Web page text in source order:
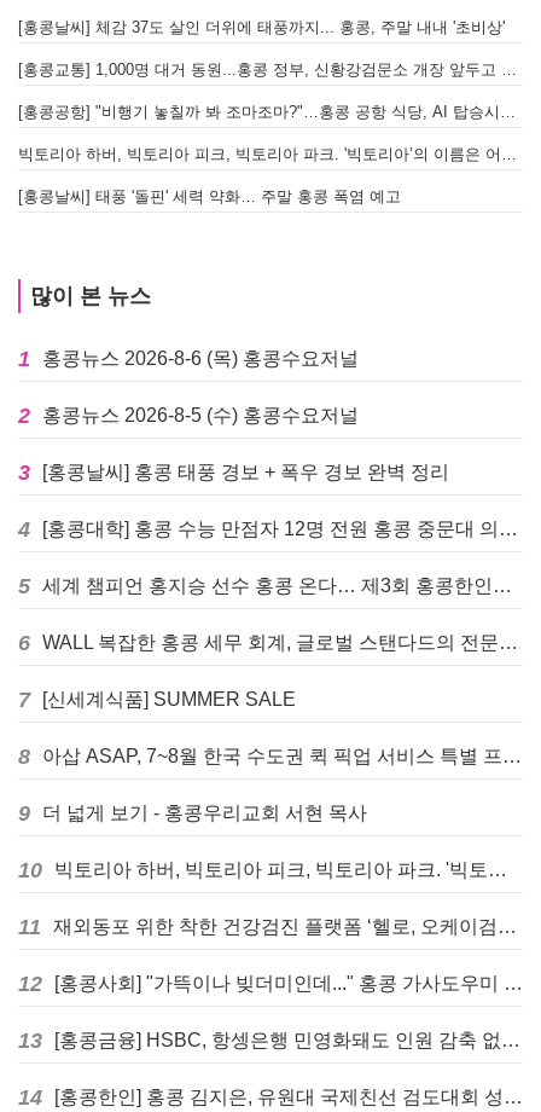
[홍콩날씨] 체감 37도 살인 더위에 태풍까지... 홍콩, 주말 내내 '초비상'
[홍콩교통] 1,000명 대거 동원...홍콩 정부, 신황강검문소 개장 앞두고 실전 훈련 돌입
[홍콩공항] "비행기 놓칠까 봐 조마조마?"…홍콩 공항 식당, AI 탑승시간 계산해 메뉴 추천해 준다
빅토리아 하버, 빅토리아 피크, 빅토리아 파크. '빅토리아’의 이름은 어떻게 온 걸까? - [이승권 원장의 생활칼럼]
[홍콩날씨] 태풍 '돌핀' 세력 약화… 주말 홍콩 폭염 예고
많이 본 뉴스
1 홍콩뉴스 2026-8-6 (목) 홍콩수요저널
2 홍콩뉴스 2026-8-5 (수) 홍콩수요저널
3 [홍콩날씨] 홍콩 태풍 경보 + 폭우 경보 완벽 정리
4 [홍콩대학] 홍콩 수능 만점자 12명 전원 홍콩 중문대 의대 진학
5 세계 챔피언 홍지승 선수 홍콩 온다… 제3회 홍콩한인팔씨름대회 9월 12일 개최
6 WALL 복잡한 홍콩 세무 회계, 글로벌 스탠다드의 전문가들이 답을 드립니다! - 법인설립, 회계, 감사
7 [신세계식품] SUMMER SALE
8 아삽 ASAP, 7~8월 한국 수도권 퀵 픽업 서비스 특별 프로모션 실시
9 더 넓게 보기 - 홍콩우리교회 서현 목사
10 빅토리아 하버, 빅토리아 피크, 빅토리아 파크. '빅토리아’의 이름은 어떻게 온 걸까? - [이승권 원장의 생활칼럼]
11 재외동포 위한 착한 건강검진 플랫폼 ‘헬로, 오케이검진’ 서비스 개시
12 [홍콩사회] "가뜩이나 빚더미인데..." 홍콩 가사도우미 대출 전면 금지 촉구
13 [홍콩금융] HSBC, 항셍은행 민영화돼도 인원 감축 없다... 독립 브랜드 유지
14 [홍콩한인] 홍콩 김지은, 유원대 국제친선 검도대회 성인단체전 우승